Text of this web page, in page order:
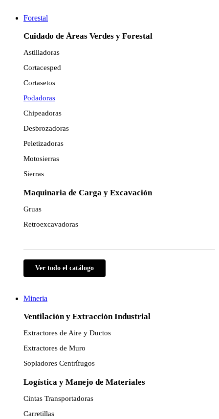
Forestal
Cuidado de Áreas Verdes y Forestal
Astilladoras
Cortacesped
Cortasetos
Podadoras
Chipeadoras
Desbrozadoras
Peletizadoras
Motosierras
Sierras
Maquinaria de Carga y Excavación
Gruas
Retroexcavadoras
Ver todo el catálogo
Mineria
Ventilación y Extracción Industrial
Extractores de Aire y Ductos
Extractores de Muro
Sopladores Centrífugos
Logística y Manejo de Materiales
Cintas Transportadoras
Carretillas